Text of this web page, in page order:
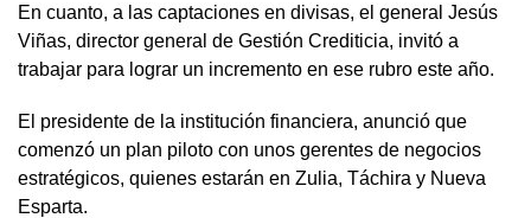
En cuanto, a las captaciones en divisas, el general Jesús
Viñas, director general de Gestión Crediticia, invitó a
trabajar para lograr un incremento en ese rubro este año.
El presidente de la institución financiera, anunció que
comenzó un plan piloto con unos gerentes de negocios
estratégicos, quienes estarán en Zulia, Táchira y Nueva
Esparta.